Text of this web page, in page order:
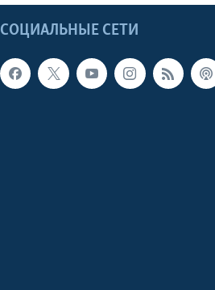
СОЦИАЛЬНЫЕ СЕТИ